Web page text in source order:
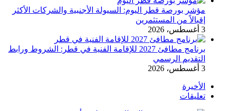
مؤشر بورصة قطر اليوم: السيولة الأجنبية والشركات الأكثر
إقبالاً من المستثمرين
3 أغسطس، 2026
برنامج مطافئ 2027 للإقامة الفنية في قطر: الشروط ورابط
التقديم الرسمي
3 أغسطس، 2026
الأخيرة
تعليقات